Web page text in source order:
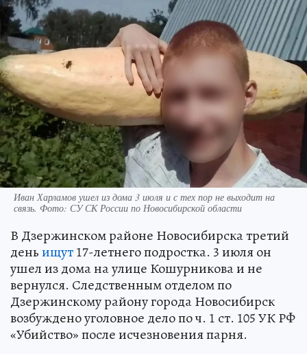
Иван Харламов ушел из дома 3 июля и с тех пор не выходит на
связь. Фото: СУ СК России по Новосибирской области
В Дзержинском районе Новосибирска третий
деньищут17-летнего подростка. 3 июля он
ушел из дома на улице Кошурникова и не
вернулся. Следственным отделом по
Дзержинскому району города Новосибирск
возбуждено уголовное дело по ч. 1 ст. 105 УК РФ
«Убийство» после исчезновения парня.